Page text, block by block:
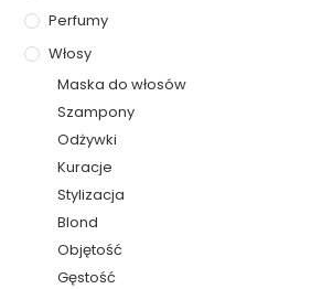
Perfumy
Włosy
Maska do włosów
Szampony
Odżywki
Kuracje
Stylizacja
Blond
Objętość
Gęstość